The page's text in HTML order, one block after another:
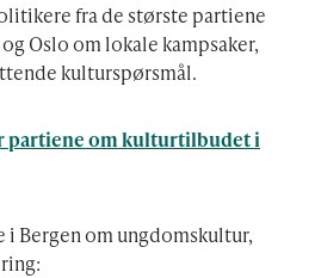
fra de største partiene
Oslo om lokale kampsaker,
kulturspørsmål.
partiene om kulturtilbudet i
i Bergen om ungdomskultur,